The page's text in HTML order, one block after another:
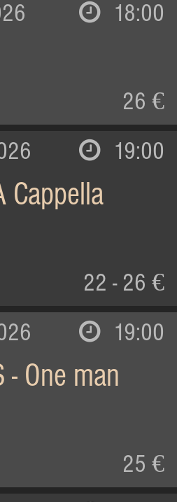
18:00
26 €
19:00
Cappella
22 - 26 €
19:00
- One man
25 €